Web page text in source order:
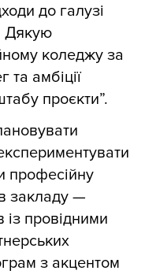
до галузі
Дякую
коледжу за
амбіції
проєкти”.
професійну
закладу —
із провідними
з акцентом